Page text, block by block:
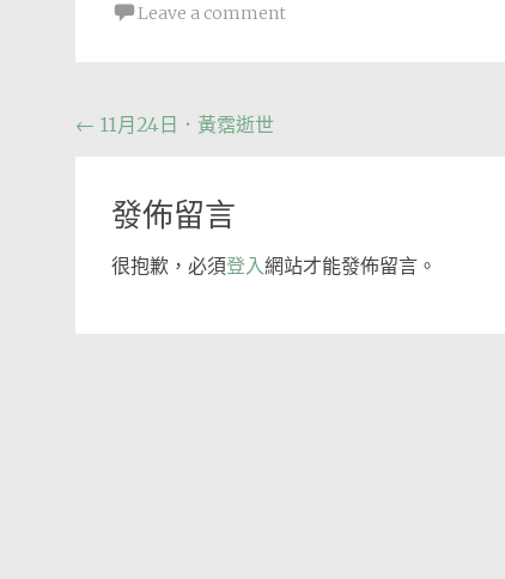
Leave a comment
Post
← 11月24日．黃霑逝世
發佈留言
很抱歉，必須登入網站才能發佈留言。